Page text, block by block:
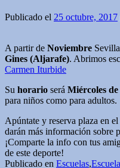
Publicado el 25 octubre, 2017
A partir de Noviembre
Gines (Aljarafe). Abrimos
Carmen Iturbide
Su horario será Miércoles
para niños como para adultos.
Apúntate y reserva plaza en el
darán más información sobre
¡Comparte la info con tus
de este deporte!
Publicado en Escuelas,